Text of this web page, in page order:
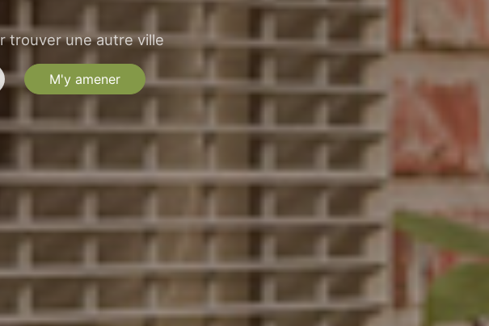
trouver une autre ville
M'y amener